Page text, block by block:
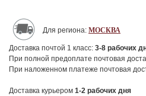
Для региона: МОСКВА
Доставка почтой 1 класс: 3-8 рабочих
При полной предоплате почтовая
При наложенном платеже почтовая
Доставка курьером 1-2 рабочих дня